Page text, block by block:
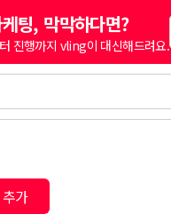
팅, 막막하다면?
진행까지 vling이 대신해드려요.
가